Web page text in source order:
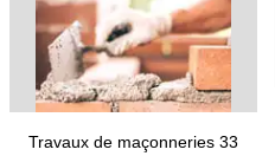
Travaux de maçonneries 33